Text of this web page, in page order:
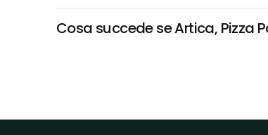
Cosa succede se Artica, Pizza